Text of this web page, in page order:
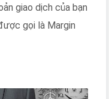
giao dịch của bạn
gọi là Margin